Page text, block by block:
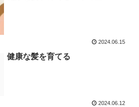
2024.06.15
健康な髪を育てる
2024.06.12